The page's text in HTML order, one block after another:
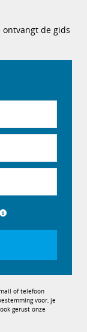
ontvangt de gids
of telefoon
voor, je
gerust onze